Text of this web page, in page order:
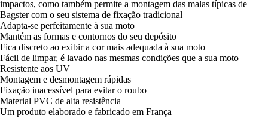
impactos, como também permite a montagem das malas típicas de
Bagster com o seu sistema de fixação tradicional
Adapta-se perfeitamente à sua moto
Mantém as formas e contornos do seu depósito
Fica discreto ao exibir a cor mais adequada à sua moto
Fácil de limpar, é lavado nas mesmas condições que a sua moto
Resistente aos UV
Montagem e desmontagem rápidas
Fixação inacessível para evitar o roubo
Material PVC de alta resistência
Um produto elaborado e fabricado em França